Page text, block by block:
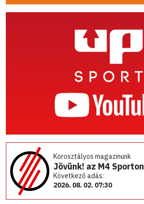
Korosztályos magazinunk
Jövünk! az M4 Sporton
Következő adás:
2026. 08. 02. 07:30